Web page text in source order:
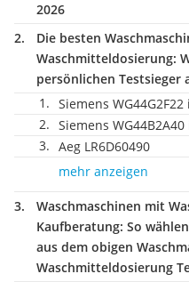
2026
Die besten
Waschmitteldosierung:
persönlichen Testsieger
Siemens WG44G2F22
Siemens WG44B2A40
Aeg LR6D60490
mehr anzeigen
Waschmaschinen mit
Kaufberatung: So
aus dem obigen
Waschmitteldosierung